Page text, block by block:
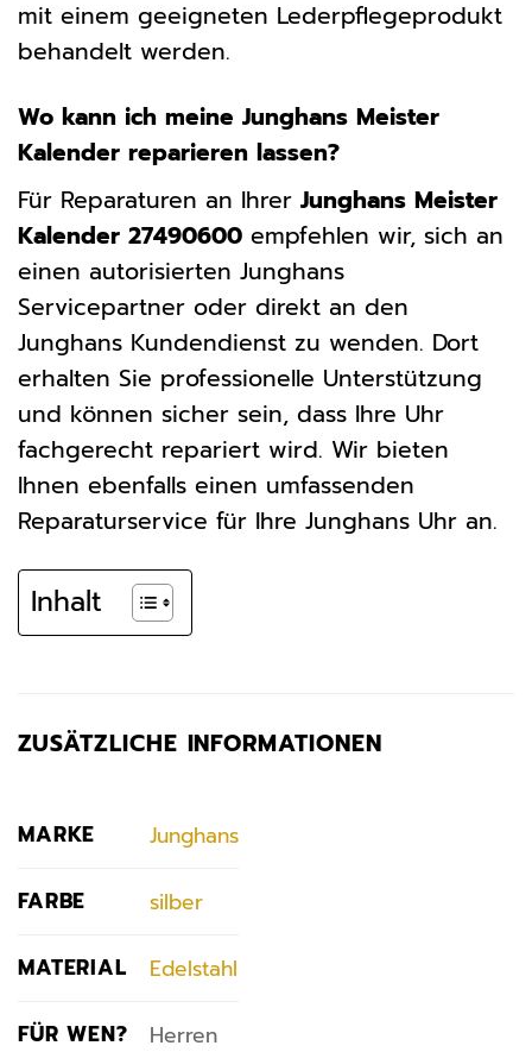
mit einem geeigneten Lederpflegeprodukt
behandelt werden.
Wo kann ich meine Junghans Meister
Kalender reparieren lassen?
Für Reparaturen an Ihrer Junghans Meister
Kalender 27490600 empfehlen wir, sich an
einen autorisierten Junghans
Servicepartner oder direkt an den
Junghans Kundendienst zu wenden. Dort
erhalten Sie professionelle Unterstützung
und können sicher sein, dass Ihre Uhr
fachgerecht repariert wird. Wir bieten
Ihnen ebenfalls einen umfassenden
Reparaturservice für Ihre Junghans Uhr an.
Inhalt
ZUSÄTZLICHE INFORMATIONEN
MARKE Junghans
FARBE silber
MATERIAL Edelstahl
FÜR WEN? Herren